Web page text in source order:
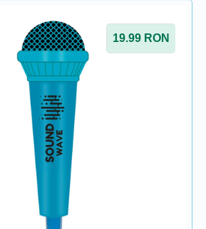
19.99 RON